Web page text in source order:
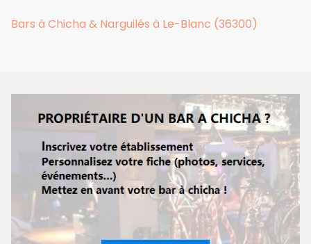
Bars à Chicha & Narguilés à Le-Blanc (36300)